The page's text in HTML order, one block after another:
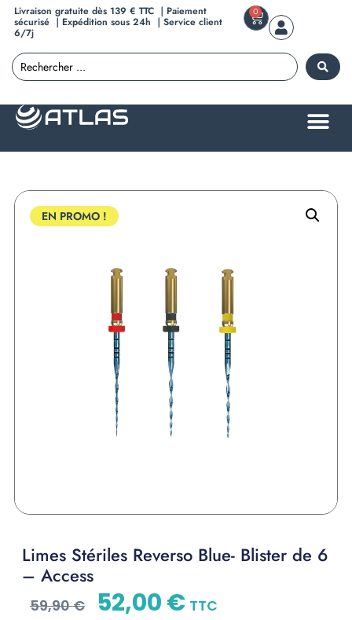
Livraison gratuite dès 139 € TTC ｜Paiement
sécurisé ｜Expédition sous 24h ｜Service client
6/7j
0
EN PROMO !
Limes Stériles Reverso Blue- Blister de 6
– Access
59,90€ 52,00€ TTC